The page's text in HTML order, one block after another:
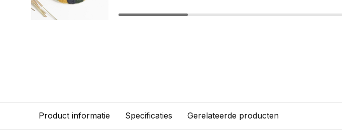
Product informatie Specificaties Gerelateerde producten